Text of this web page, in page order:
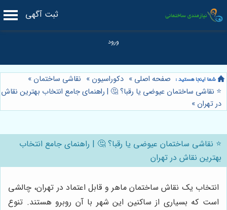
ثبت آگهی
صفحه اصلی » دکوراسیون » نقاشی ساختمان »
⭐️ نقاشی ساختمان عیوضی یا رقبا؟ 🤔 | راهنمای جامع انتخاب بهترین نقاش
در تهران »
⭐️ نقاشی ساختمان عیوضی یا رقبا؟ 🤔 | راهنمای جامع انتخاب
بهترین نقاش در تهران
انتخاب یک نقاش ساختمان ماهر و قابل اعتماد در تهران، چالشی
است که بسیاری از ساکنین این شهر با آن روبرو هستند. تنوع